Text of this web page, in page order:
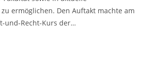
ermöglichen. Den Auftakt machte am
und-Recht-Kurs der…